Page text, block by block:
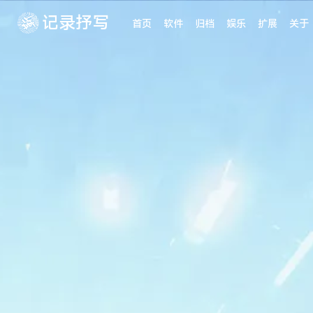
记录抒写 首页 软件 归档 娱乐 扩展 关于